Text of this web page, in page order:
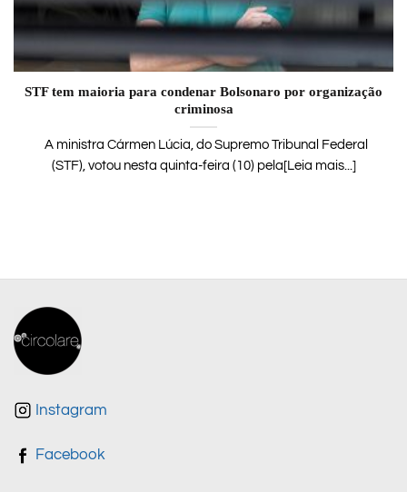
STF tem maioria para condenar Bolsonaro por organização
criminosa
A ministra Cármen Lúcia, do Supremo Tribunal Federal
(STF), votou nesta quinta-feira (10) pela[Leia mais...]
Instagram
Facebook